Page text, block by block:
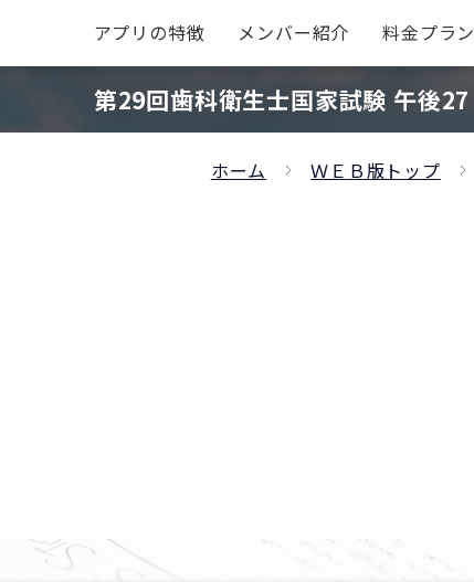
アプリの特徴 メンバー紹介 料金プラン
第29回歯科衛生士国家試験 午後27
ホーム ＷＥＢ版トップ